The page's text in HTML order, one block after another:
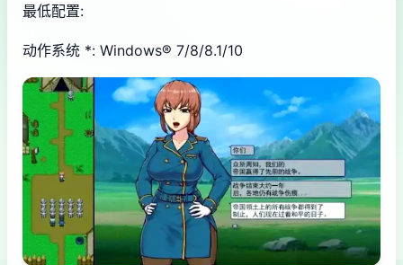
最低配置:
动作系统 *: Windows® 7/8/8.1/10